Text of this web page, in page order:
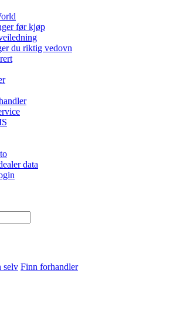
før kjøp
du riktig vedovn
data
selv Finn forhandler